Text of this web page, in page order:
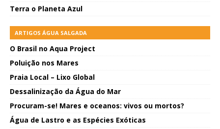
Terra o Planeta Azul
ARTIGOS ÁGUA SALGADA
O Brasil no Aqua Project
Poluição nos Mares
Praia Local – Lixo Global
Dessalinização da Água do Mar
Procuram-se! Mares e oceanos: vivos ou mortos?
Água de Lastro e as Espécies Exóticas